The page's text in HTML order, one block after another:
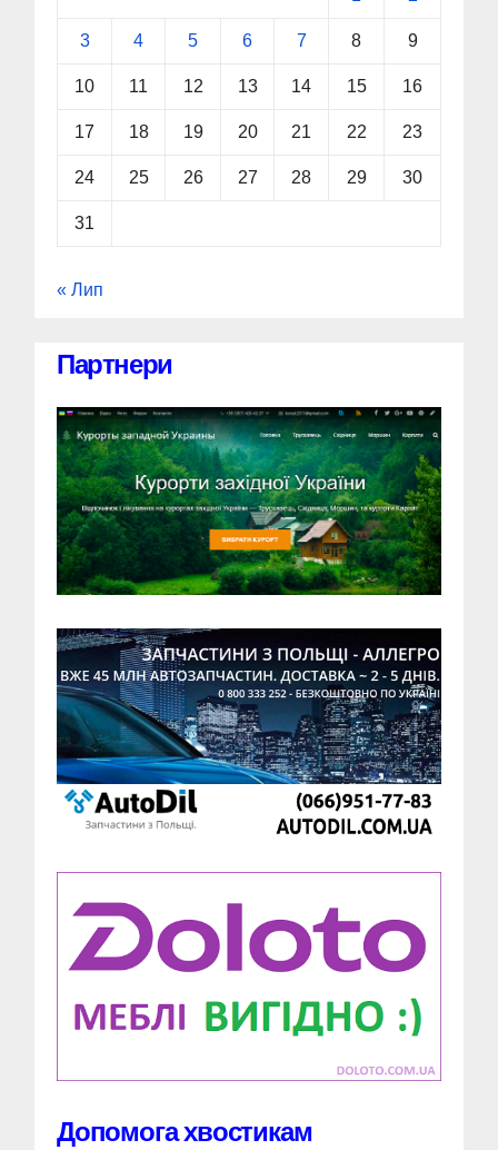
3 4 5 6 7 8 9
10 11 12 13 14 15 16
17 18 19 20 21 22 23
24 25 26 27 28 29 30
31
« Лип
Партнери
Допомога хвостикам